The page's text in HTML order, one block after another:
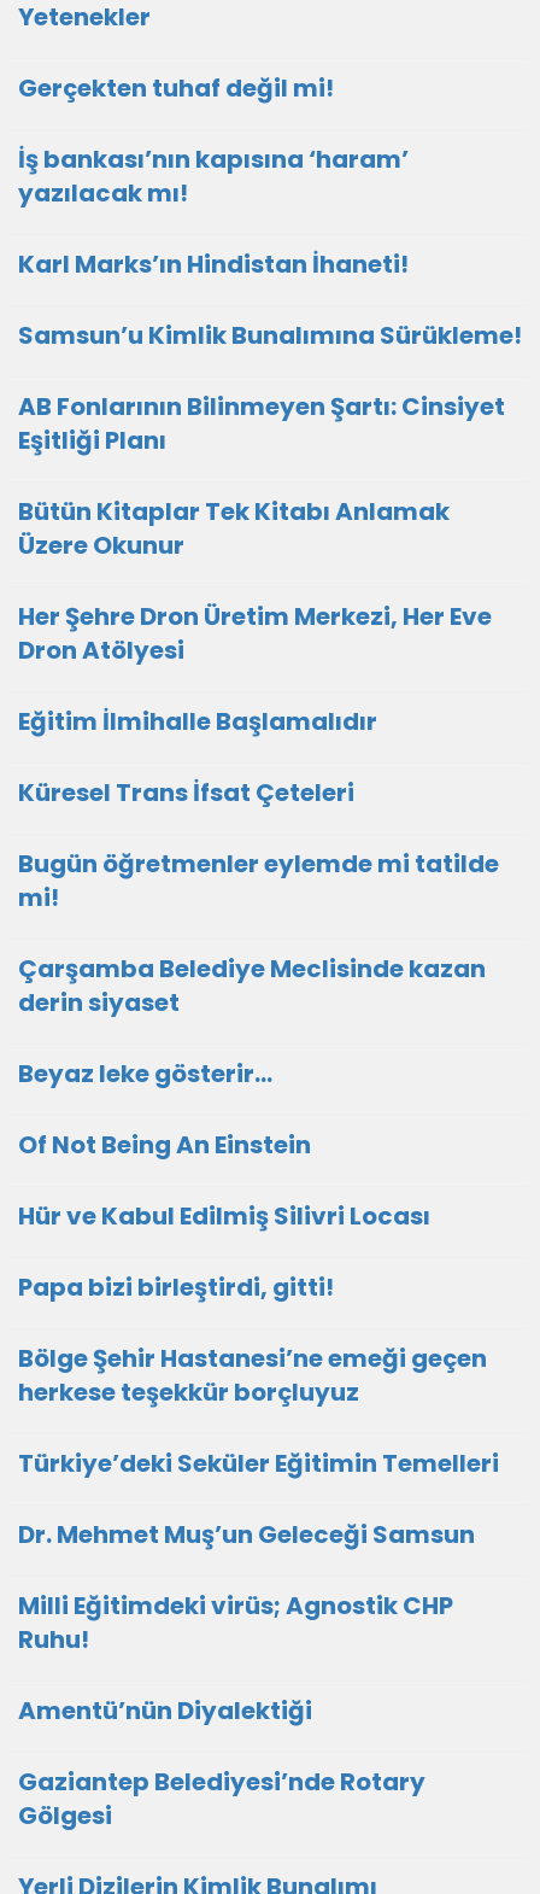
Yetenekler
Gerçekten tuhaf değil mi!
İş bankası’nın kapısına ‘haram’
yazılacak mı!
Karl Marks’ın Hindistan İhaneti!
Samsun’u Kimlik Bunalımına Sürükleme!
AB Fonlarının Bilinmeyen Şartı: Cinsiyet
Eşitliği Planı
Bütün Kitaplar Tek Kitabı Anlamak
Üzere Okunur
Her Şehre Dron Üretim Merkezi, Her Eve
Dron Atölyesi
Eğitim İlmihalle Başlamalıdır
Küresel Trans İfsat Çeteleri
Bugün öğretmenler eylemde mi tatilde
mi!
Çarşamba Belediye Meclisinde kazan
derin siyaset
Beyaz leke gösterir…
Of Not Being An Einstein
Hür ve Kabul Edilmiş Silivri Locası
Papa bizi birleştirdi, gitti!
Bölge Şehir Hastanesi’ne emeği geçen
herkese teşekkür borçluyuz
Türkiye’deki Seküler Eğitimin Temelleri
Dr. Mehmet Muş’un Geleceği Samsun
Milli Eğitimdeki virüs; Agnostik CHP
Ruhu!
Amentü’nün Diyalektiği
Gaziantep Belediyesi’nde Rotary
Gölgesi
Yerli Dizilerin Kimlik Bunalımı